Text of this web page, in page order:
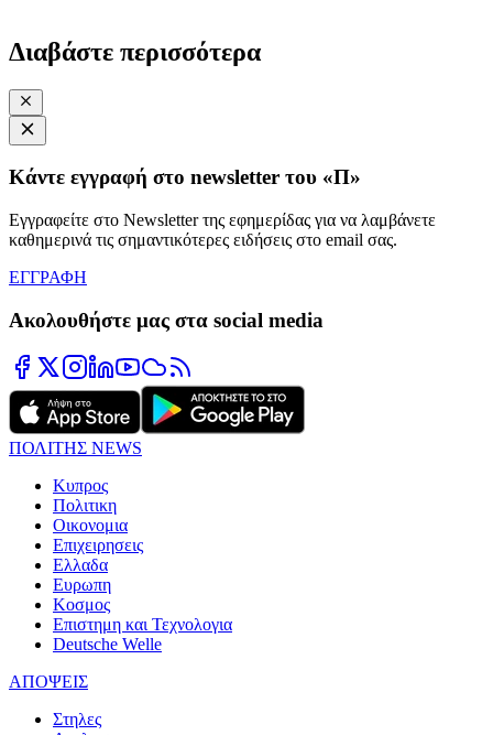
Διαβάστε περισσότερα
Κάντε εγγραφή στο newsletter του «Π»
Εγγραφείτε στο Newsletter της εφημερίδας για να λαμβάνετε
καθημερινά τις σημαντικότερες ειδήσεις στο email σας.
ΕΓΓΡΑΦΗ
Ακολουθήστε μας στα social media
ΠΟΛΙΤΗΣ NEWS
Κυπρος
Πολιτικη
Οικονομια
Επιχειρησεις
Ελλαδα
Ευρωπη
Κοσμος
Επιστημη και Τεχνολογια
Deutsche Welle
ΑΠΟΨΕΙΣ
Στηλες